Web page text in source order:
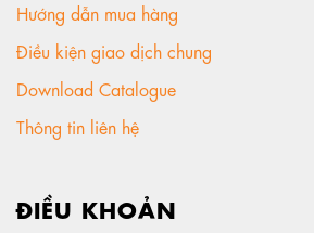
Hướng dẫn mua hàng
Điều kiện giao dịch chung
Download Catalogue
Thông tin liên hệ
ĐIỀU KHOẢN